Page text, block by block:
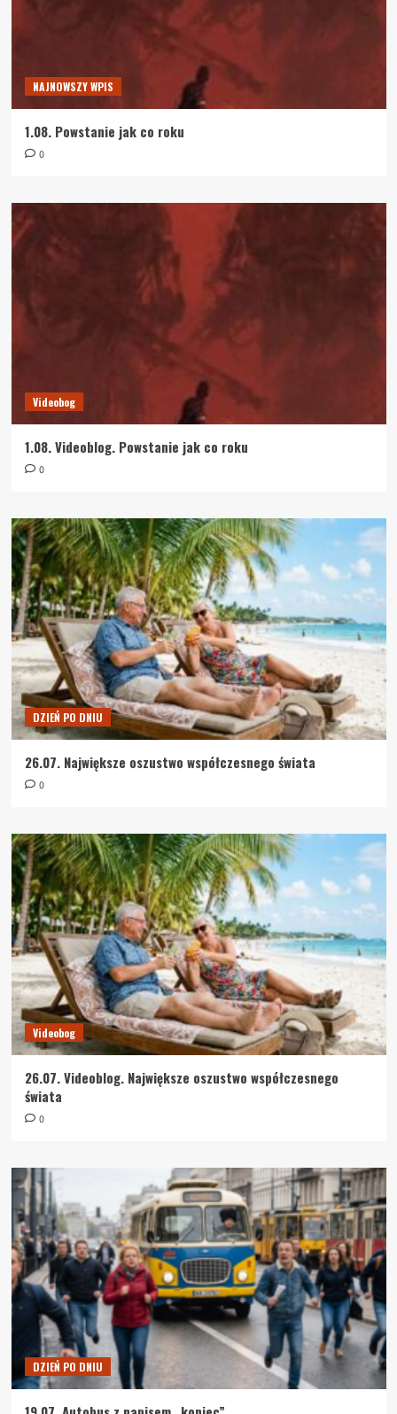
NAJNOWSZY WPIS
1.08. Powstanie jak co roku
0
Videobog
1.08. Videoblog. Powstanie jak co roku
0
DZIEŃ PO DNIU
26.07. Największe oszustwo współczesnego świata
0
Videobog
26.07. Videoblog. Największe oszustwo współczesnego
świata
0
DZIEŃ PO DNIU